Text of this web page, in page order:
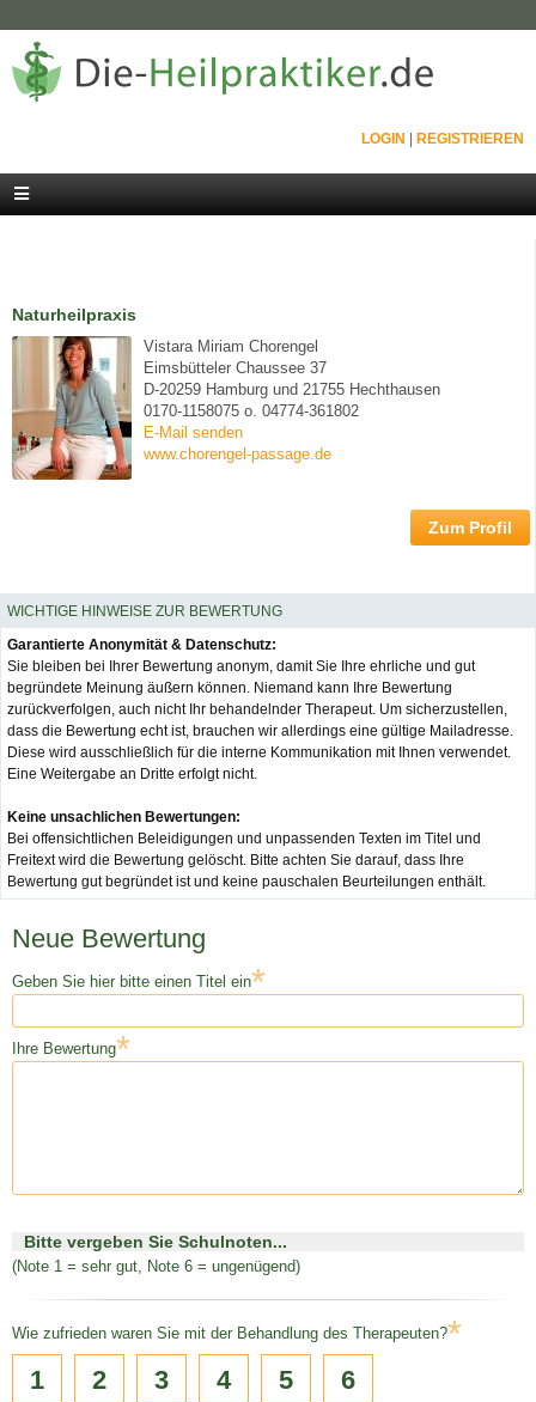
LOGIN REGISTRIEREN
Naturheilpraxis
Vistara Miriam Chorengel
Eimsbütteler Chaussee 37
D-20259 Hamburg und 21755 Hechthausen
0170-1158075 o. 04774-361802
E-Mail senden
www.chorengel-passage.de
Zum Profil
WICHTIGE HINWEISE ZUR BEWERTUNG
Garantierte Anonymität & Datenschutz:
Sie bleiben bei Ihrer Bewertung anonym, damit Sie Ihre ehrliche und gut
begründete Meinung äußern können. Niemand kann Ihre Bewertung
zurückverfolgen, auch nicht Ihr behandelnder Therapeut. Um sicherzustellen,
dass die Bewertung echt ist, brauchen wir allerdings eine gültige Mailadresse.
Diese wird ausschließlich für die interne Kommunikation mit Ihnen verwendet.
Eine Weitergabe an Dritte erfolgt nicht.
Keine unsachlichen Bewertungen:
Bei offensichtlichen Beleidigungen und unpassenden Texten im Titel und
Freitext wird die Bewertung gelöscht. Bitte achten Sie darauf, dass Ihre
Bewertung gut begründet ist und keine pauschalen Beurteilungen enthält.
Neue Bewertung
Geben Sie hier bitte einen Titel ein*
Ihre Bewertung*
Bitte vergeben Sie Schulnoten...
(Note 1 = sehr gut, Note 6 = ungenügend)
Wie zufrieden waren Sie mit der Behandlung des Therapeuten?*
1 2 3 4 5 6